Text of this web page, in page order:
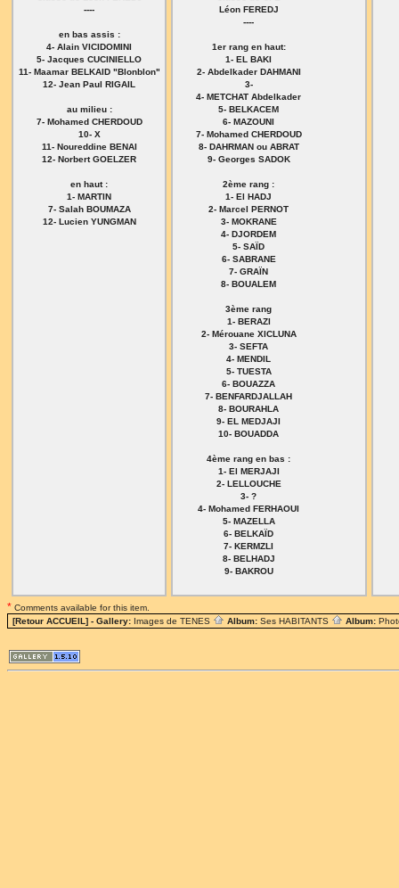
----
en bas assis :
4- Alain VICIDOMINI
5- Jacques CUCINIELLO
11- Maamar BELKAID "Blonblon"
12- Jean Paul RIGAIL
au milieu :
7- Mohamed CHERDOUD
10- X
11- Noureddine BENAI
12- Norbert GOELZER
en haut :
1- MARTIN
7- Salah BOUMAZA
12- Lucien YUNGMAN
Léon FEREDJ
----
1er rang en haut:
1- EL BAKI
2- Abdelkader DAHMANI
3-
4- METCHAT Abdelkader
5- BELKACEM
6- MAZOUNI
7- Mohamed CHERDOUD
8- DAHRMAN ou ABRAT
9- Georges SADOK
2ème rang :
1- El HADJ
2- Marcel PERNOT
3- MOKRANE
4- DJORDEM
5- SAÏD
6- SABRANE
7- GRAÏN
8- BOUALEM
3ème rang
1- BERAZI
2- Mérouane XICLUNA
3- SEFTA
4- MENDIL
5- TUESTA
6- BOUAZZA
7- BENFARDJALLAH
8- BOURAHLA
9- EL MEDJAJI
10- BOUADDA
4ème rang en bas :
1- El MERJAJI
2- LELLOUCHE
3- ?
4- Mohamed FERHAOUI
5- MAZELLA
6- BELKAÏD
7- KERMZLI
8- BELHADJ
9- BAKROU
* Comments available for this item.
[Retour ACCUEIL] - Gallery: Images de TENES Album: Ses HABITANTS Album: